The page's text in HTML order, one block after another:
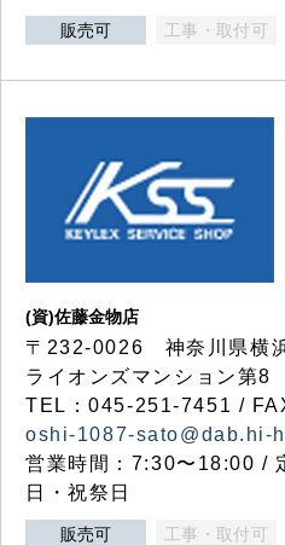
販売可 工事・取付可
(資)佐藤金物店
〒232-0026 神奈川県横
ライオンズマンション第
TEL：045-251-7451 /
oshi-1087-sato@dab.hi-
営業時間：7:30〜18:00 /
日・祝祭日
販売可 工事・取付可